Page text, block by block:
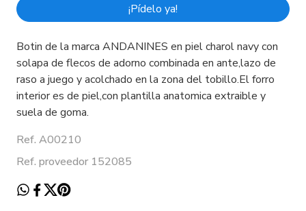
¡Pídelo ya!
Botin de la marca ANDANINES en piel charol navy con
solapa de flecos de adorno combinada en ante,lazo de
raso a juego y acolchado en la zona del tobillo.El forro
interior es de piel,con plantilla anatomica extraible y
suela de goma.
Ref. A00210
Ref. proveedor 152085